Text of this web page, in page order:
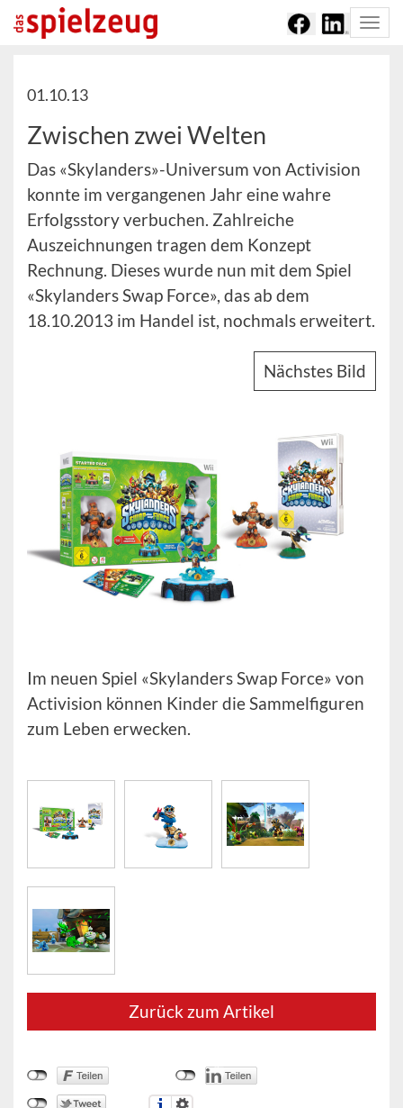
01.10.13
Zwischen zwei Welten
Das «Skylanders»-Universum von Activision
konnte im vergangenen Jahr eine wahre
Erfolgsstory verbuchen. Zahlreiche
Auszeichnungen tragen dem Konzept
Rechnung. Dieses wurde nun mit dem Spiel
«Skylanders Swap Force», das ab dem
18.10.2013 im Handel ist, nochmals erweitert.
Nächstes Bild
Im neuen Spiel «Skylanders Swap Force» von
Activision können Kinder die Sammelfiguren
zum Leben erwecken.
Zurück zum Artikel